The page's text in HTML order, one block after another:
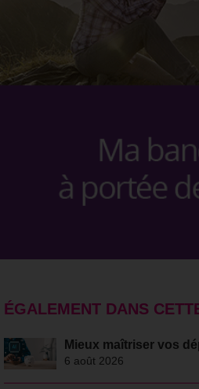
ÉGALEMENT DANS
Mieux maîtriser vos
6 août 2026